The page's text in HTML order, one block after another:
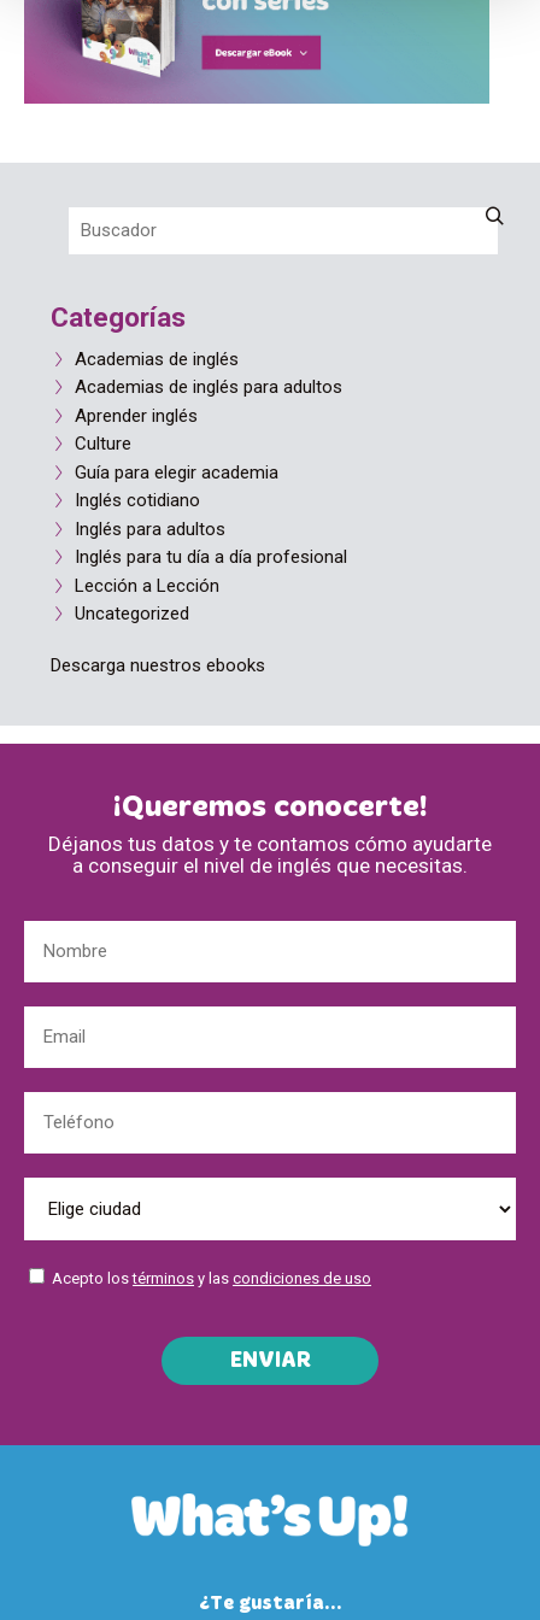
Categorías
Academias de inglés
Academias de inglés para adultos
Aprender inglés
Culture
Guía para elegir academia
Inglés cotidiano
Inglés para adultos
Inglés para tu día a día profesional
Lección a Lección
Uncategorized
Descarga nuestros ebooks
¡Queremos conocerte!
Déjanos tus datos y te contamos cómo ayudarte
a conseguir el nivel de inglés que necesitas.
Acepto lostérminos y las condiciones de uso
ENVIAR
¿Te gustaría...